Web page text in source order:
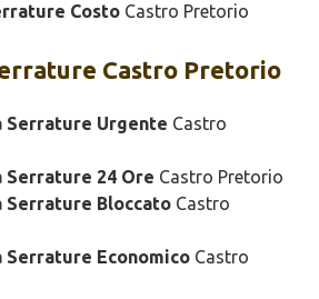
Costo Castro Pretorio
Castro Pretorio
Serrature Urgente Castro
Serrature 24 Ore Castro Pretorio
Serrature Bloccato Castro
Serrature Economico Castro